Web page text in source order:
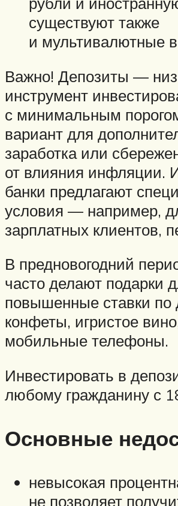
существуют также
и мультивалютные
Важно! Депозиты —
инструмент
с минимальным
вариант для
заработка или
от влияния инфляции.
банки предлагают
условия — например,
зарплатных клиентов,
В предновогодний
часто делают подарки
повышенные ставки по
конфеты, игристое
мобильные телефоны.
Инвестировать в
любому гражданину с
Основные
невысокая
не позволяет